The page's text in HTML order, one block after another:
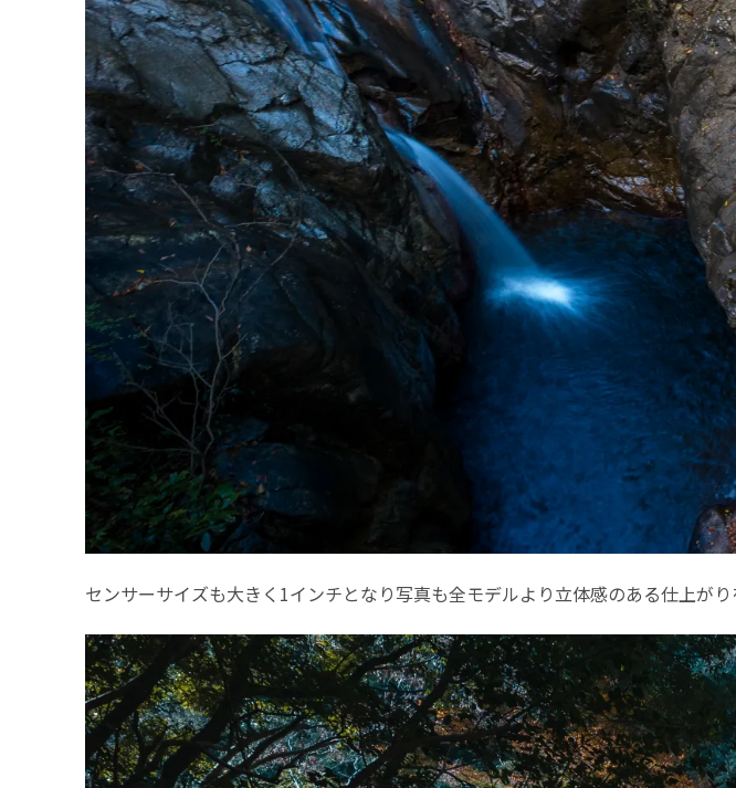
センサーサイズも大きく1インチとなり写真も全モデルより立体感のある仕上がり